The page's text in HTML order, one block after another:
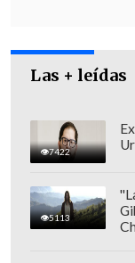
Las + leídas
7422
5113